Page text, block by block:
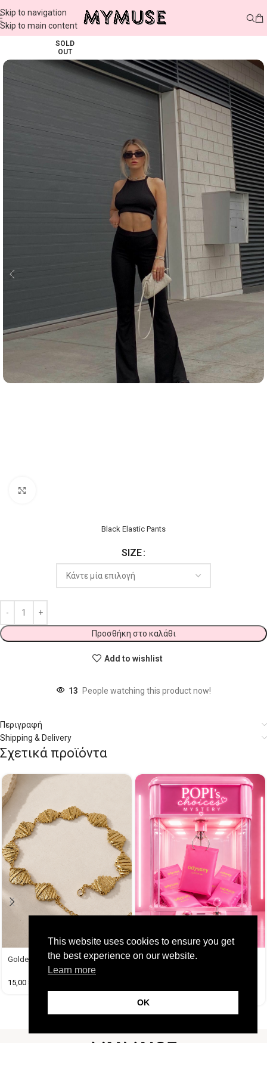
Skip to navigation
Skip to main content
SOLD
OUT
Black Elastic Pants
SIZE
Προσθήκη στο καλάθι
Add to wishlist
13 People watching this product now!
Περιγραφή
Shipping & Delivery
Σχετικά προϊόντα
Golden Belt
15,00 €
Popi’s Choices από 3 έως 6
45,00€
This website uses cookies to ensure you get
the best experience on our website.
Learn more
OK